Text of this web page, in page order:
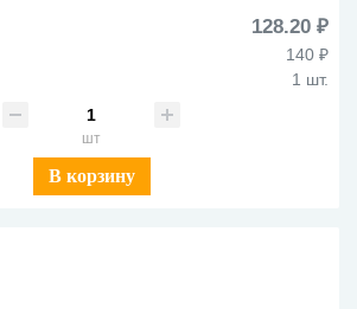
128.20 ₽
140 ₽
1 шт.
шт
В корзину